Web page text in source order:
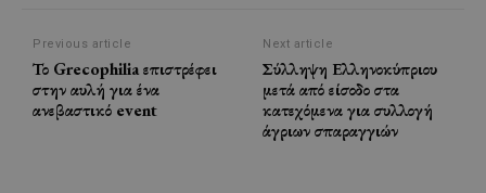
Previous article
Το Grecophilia επιστρέφει
στην αυλή για ένα
ανεβαστικό event
Next article
Σύλληψη Ελληνοκύπριου
μετά από είσοδο στα
κατεχόμενα για συλλογή
άγριων σπαραγγιών